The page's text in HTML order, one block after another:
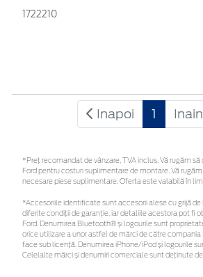
1722210
Inapoi 1
*Preţ recomandat de vânzare, TVA inclus. Vă rugăm
Ford pentru costuri suplimentare de montare. Vă
necesare piese suplimentare. Oferta este valabilă în
*Accesoriile identificate sunt accesorii alese cu grijă de
diferite condiții de garanție, iar detaliile acestora pot fi
Ford. Denumirea Bluetooth® și logourile sunt
orice utilizare a unor astfel de mărci de către compania
face sub licență. Denumirea iPhone/iPod și logourile
Celelalte mărci și denumiri comerciale sunt deținute